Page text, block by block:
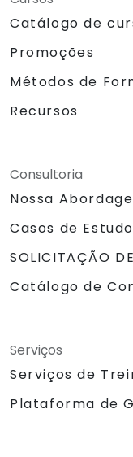
Catálogo de
Promoções
Métodos de
Recursos
Consultoria
Nossa
Casos de Estudo
SOLICITAÇÃO
Catálogo de
Serviços
Serviços de
Plataforma de